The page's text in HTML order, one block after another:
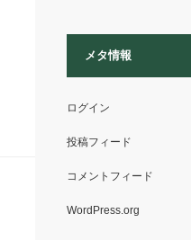
メタ情報
ログイン
投稿フィード
コメントフィード
WordPress.org